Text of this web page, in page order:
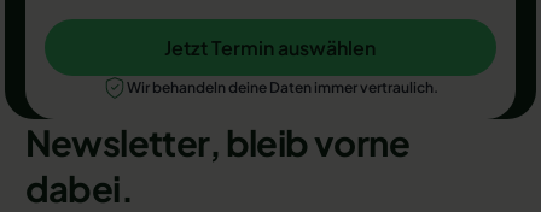
Jetzt Termin auswählen
Jetzt Termin auswählen
Wir behandeln deine Daten immer vertraulich.
Newsletter, bleib vorne
dabei.